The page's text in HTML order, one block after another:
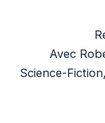
Avec
Science-